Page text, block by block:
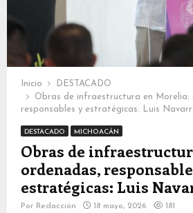
Inicio
DESTACADO
Obras de infraestructura en Morelia:
responsables y estratégicas: Luis
DESTACADO MICHOACÁN
Obras de
ordenadas,
estratégicas: Luis
Por Redacción 18 mayo, 2026 181